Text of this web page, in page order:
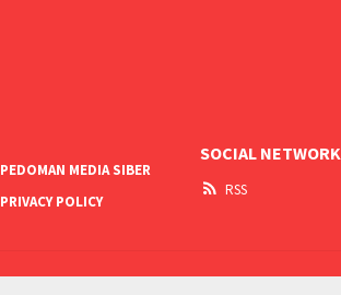
PEDOMAN MEDIA SIBER
PRIVACY POLICY
SOCIAL NETWORK
RSS